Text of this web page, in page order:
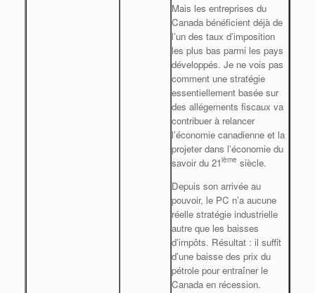
Mais les entreprises du
Canada bénéficient déjà de
l’un des taux d’imposition
les plus bas parmi les pays
développés. Je ne vois pas
comment une stratégie
essentiellement basée sur
des allégements fiscaux va
contribuer à relancer
l’économie canadienne et la
projeter dans l’économie du
savoir du 21ième siècle.
Depuis son arrivée au
pouvoir, le PC n’a aucune
réelle stratégie industrielle
autre que les baisses
d’impôts. Résultat : il suffit
d’une baisse des prix du
pétrole pour entraîner le
Canada en récession.